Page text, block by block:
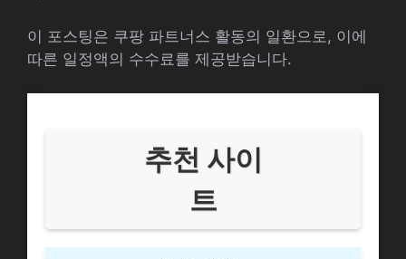
이 포스팅은 쿠팡 파트너스 활동의 일환으로, 이에
따른 일정액의 수수료를 제공받습니다.
추천 사이
트